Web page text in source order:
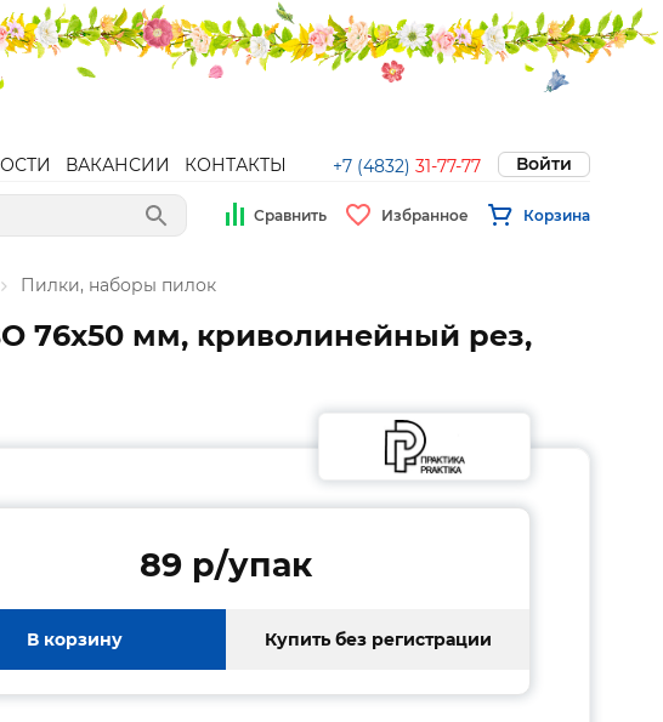
ВАКАНСИИ КОНТАКТЫ +7 (4832) 31-77-77 Войти
Сравнить Избранное Корзина
Пилки, наборы пилок
76х50 мм, криволинейный рез,
89 p/упак
В корзину Купить без регистрации